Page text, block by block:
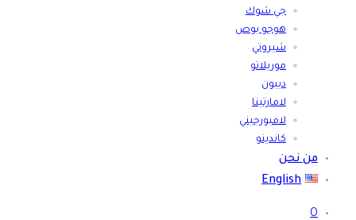
جي شوك
هوجو بوص
شيروتي
موريلاتو
ديبون
لامارتينا
لامبورجيني
كاندينو
من نحن
English
0